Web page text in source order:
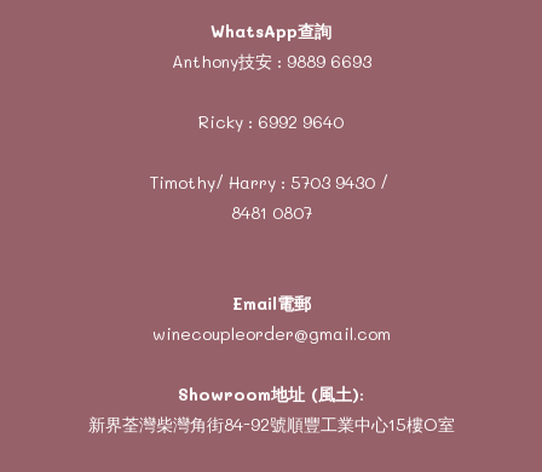
WhatsApp查詢
Anthony技安 : 9889 6693
Ricky : 6992 9640
Timothy/ Harry : 5703 9430/
8481 0807
Email電郵
winecoupleorder@gmail.com
Showroom地址 (風土):
新界荃灣柴灣角街84-92號順豐工業中心15樓O室